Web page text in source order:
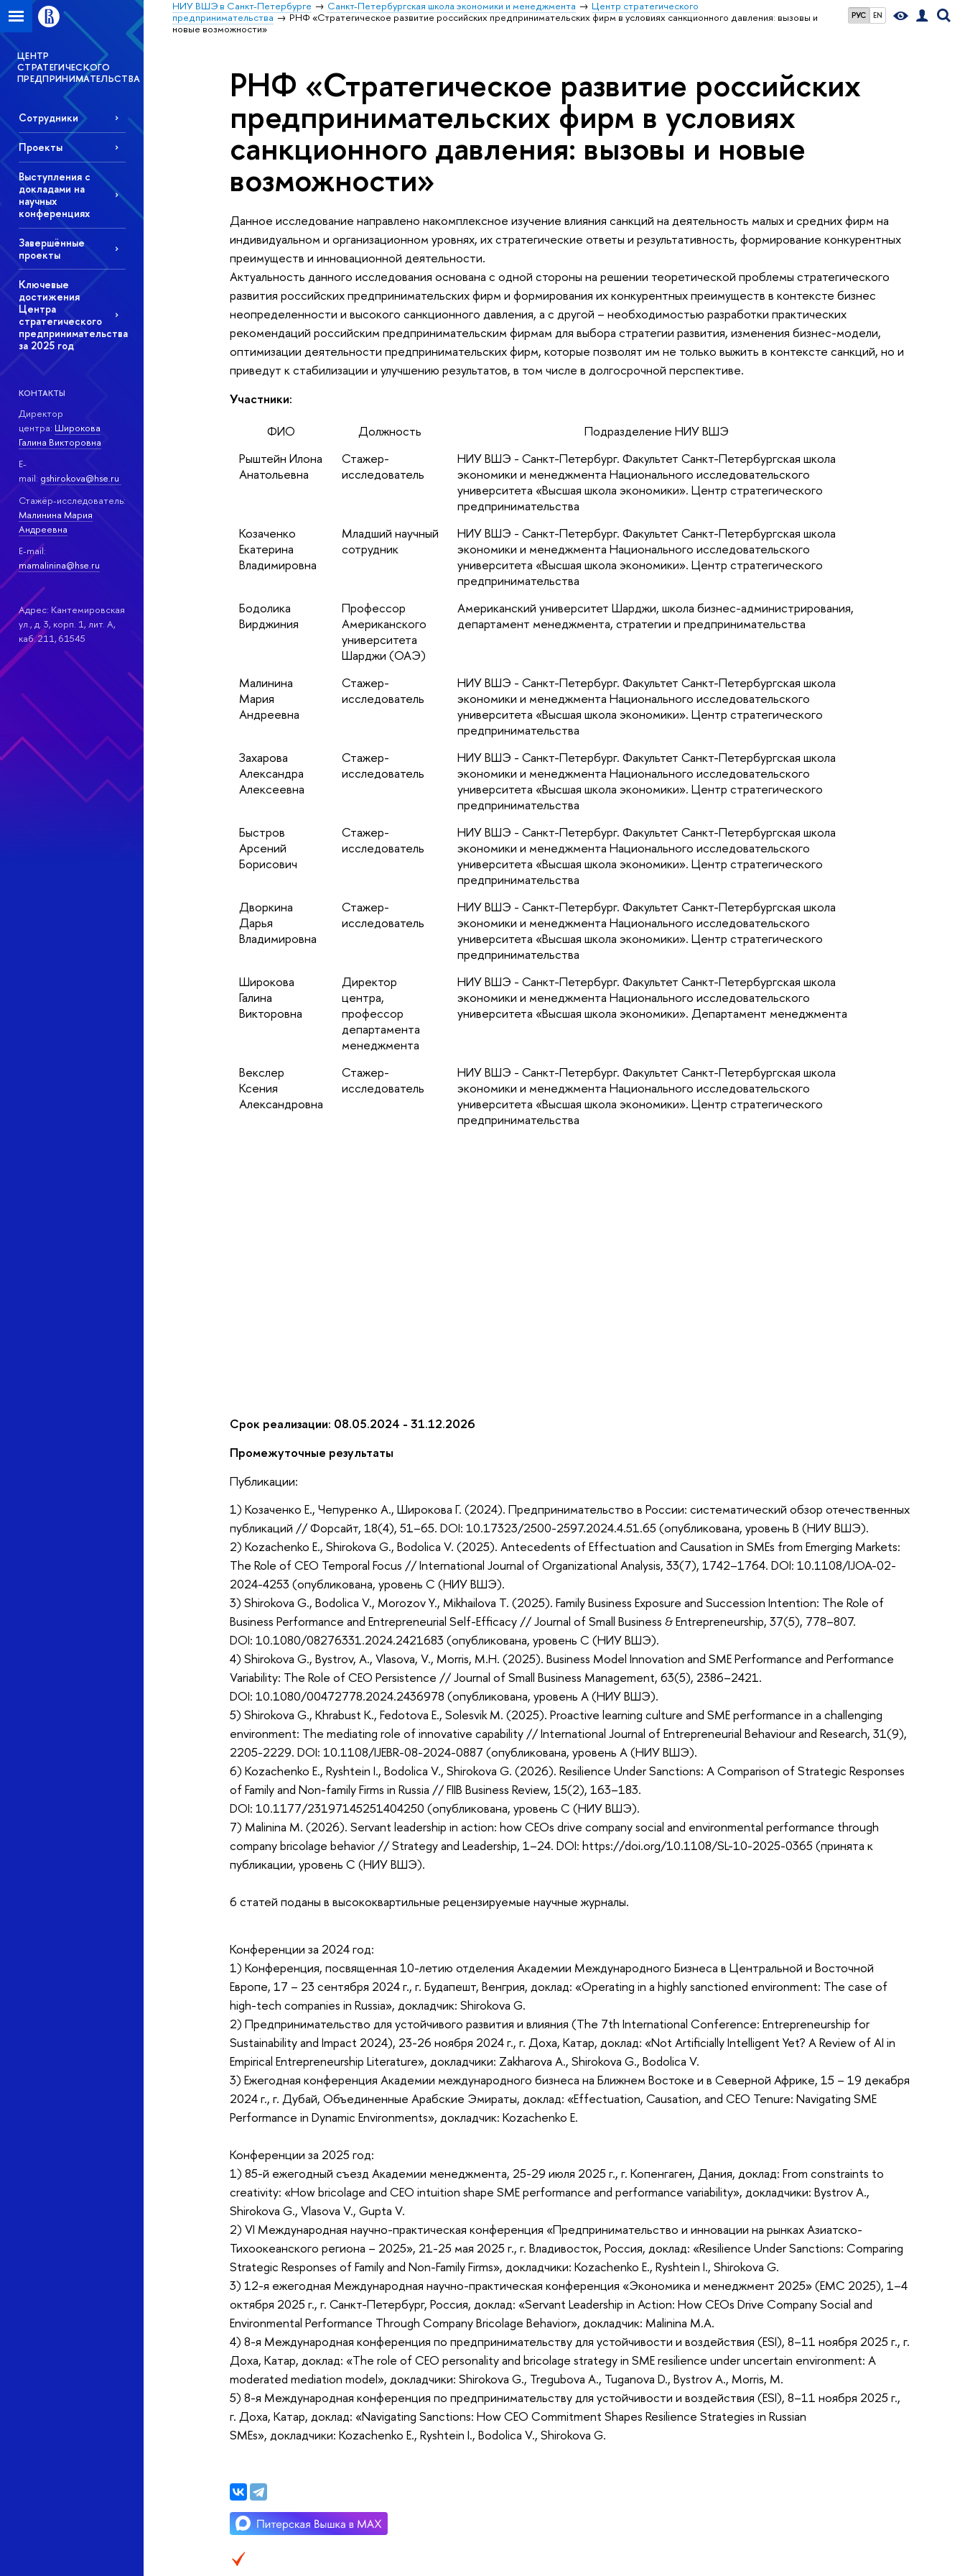
РУС EN
НИУ ВШЭ в Санкт-Петербурге Санкт-Петербургская школа экономики и менеджмента
Центр стратегического
предпринимательства
РНФ «Стратегическое развитие российских предпринимательских фирм в условиях санкционного давления: вызовы и
новые возможности»
ЦЕНТР
СТРАТЕГИЧЕСКОГО
ПРЕДПРИНИМАТЕЛЬСТВА
Сотрудники
Проекты
Выступления с
докладами на
научных
конференциях
Завершённые
проекты
Ключевые
достижения
Центра
стратегического
предпринимательства
за 2025 год
КОНТАКТЫ
Директор
центра: Широкова
Галина Викторовна
E-
mail: gshirokova@hse.ru
Стажёр-исследователь:
Mалинина Мария
Андреевна
E-mail:
mamalinina@hse.ru
Адрес: Кантемировская
ул., д. 3, корп. 1, лит. А,
каб. 211, 61545
РНФ «Стратегическое развитие российских
предпринимательских фирм в условиях
санкционного давления: вызовы и новые
возможности»
Данное исследование направлено накомплексное изучение влияния санкций на деятельность малых и средних фирм на
индивидуальном и организационном уровнях, их стратегические ответы и результативность, формирование конкурентных
преимуществ и инновационной деятельности.
Актуальность данного исследования основана с одной стороны на решении теоретической проблемы стратегического
развития российских предпринимательских фирм и формирования их конкурентных преимуществ в контексте бизнес
неопределенности и высокого санкционного давления, а с другой – необходимостью разработки практических
рекомендаций российским предпринимательским фирмам для выбора стратегии развития, изменения бизнес-модели,
оптимизации деятельности предпринимательских фирм, которые позволят им не только выжить в контексте санкций, но и
приведут к стабилизации и улучшению результатов, в том числе в долгосрочной перспективе.
Участники:
ФИО
Должность
Подразделение НИУ ВШЭ
Рыштейн Илона
Анатольевна
Стажер-
исследователь
НИУ ВШЭ - Санкт-Петербург. Факультет Санкт-Петербургская школа
экономики и менеджмента Национального исследовательского
университета «Высшая школа экономики». Центр стратегического
предпринимательства
Козаченко
Екатерина
Владимировна
Младший научный
сотрудник
НИУ ВШЭ - Санкт-Петербург. Факультет Санкт-Петербургская школа
экономики и менеджмента Национального исследовательского
университета «Высшая школа экономики». Центр стратегического
предпринимательства
Бодолика
Вирджиния
Профессор
Американского
университета
Шарджи (ОАЭ)
Американский университет Шарджи, школа бизнес-администрирования,
департамент менеджмента, стратегии и предпринимательства
Малинина
Мария
Андреевна
Стажер-
исследователь
НИУ ВШЭ - Санкт-Петербург. Факультет Санкт-Петербургская школа
экономики и менеджмента Национального исследовательского
университета «Высшая школа экономики». Центр стратегического
предпринимательства
Захарова
Александра
Алексеевна
Стажер-
исследователь
НИУ ВШЭ - Санкт-Петербург. Факультет Санкт-Петербургская школа
экономики и менеджмента Национального исследовательского
университета «Высшая школа экономики». Центр стратегического
предпринимательства
Быстров
Арсений
Борисович
Стажер-
исследователь
НИУ ВШЭ - Санкт-Петербург. Факультет Санкт-Петербургская школа
экономики и менеджмента Национального исследовательского
университета «Высшая школа экономики». Центр стратегического
предпринимательства
Дворкина
Дарья
Владимировна
Стажер-
исследователь
НИУ ВШЭ - Санкт-Петербург. Факультет Санкт-Петербургская школа
экономики и менеджмента Национального исследовательского
университета «Высшая школа экономики». Центр стратегического
предпринимательства
Широкова
Галина
Викторовна
Директор
центра,
профессор
департамента
менеджмента
НИУ ВШЭ - Санкт-Петербург. Факультет Санкт-Петербургская школа
экономики и менеджмента Национального исследовательского
университета «Высшая школа экономики». Департамент менеджмента
Векслер
Ксения
Александровна
Стажер-
исследователь
НИУ ВШЭ - Санкт-Петербург. Факультет Санкт-Петербургская школа
экономики и менеджмента Национального исследовательского
университета «Высшая школа экономики». Центр стратегического
предпринимательства
Срок реализации: 08.05.2024 - 31.12.2026
Промежуточные результаты
Публикации:
1) Козаченко Е., Чепуренко А., Широкова Г. (2024). Предпринимательство в России: систематический обзор отечественных
публикаций // Форсайт, 18(4), 51–65. DOI: 10.17323/2500-2597.2024.4.51.65 (опубликована, уровень B (НИУ ВШЭ).
2) Kozachenko E., Shirokova G., Bodolica V. (2025). Antecedents of Effectuation and Causation in SMEs from Emerging Markets:
The Role of CEO Temporal Focus // International Journal of Organizational Analysis, 33(7), 1742–1764. DOI: 10.1108/IJOA-02-
2024-4253 (опубликована, уровень C (НИУ ВШЭ).
3) Shirokova G., Bodolica V., Morozov Y., Mikhailova T. (2025). Family Business Exposure and Succession Intention: The Role of
Business Performance and Entrepreneurial Self-Efficacy // Journal of Small Business & Entrepreneurship, 37(5), 778–807.
DOI: 10.1080/08276331.2024.2421683 (опубликована, уровень C (НИУ ВШЭ).
4) Shirokova G., Bystrov, A., Vlasova, V., Morris, M.H. (2025). Business Model Innovation and SME Performance and Performance
Variability: The Role of CEO Persistence // Journal of Small Business Management, 63(5), 2386–2421.
DOI: 10.1080/00472778.2024.2436978 (опубликована, уровень A (НИУ ВШЭ).
5) Shirokova G., Khrabust K., Fedotova E., Solesvik M. (2025). Proactive learning culture and SME performance in a challenging
environment: The mediating role of innovative capability // International Journal of Entrepreneurial Behaviour and Research, 31(9),
2205-2229. DOI: 10.1108/IJEBR-08-2024-0887 (опубликована, уровень A (НИУ ВШЭ).
6) Kozachenko E., Ryshtein I., Bodolica V., Shirokova G. (2026). Resilience Under Sanctions: A Comparison of Strategic Responses
of Family and Non-family Firms in Russia // FIIB Business Review, 15(2), 163–183.
DOI: 10.1177/23197145251404250 (опубликована, уровень C (НИУ ВШЭ).
7) Malinina M. (2026). Servant leadership in action: how CEOs drive company social and environmental performance through
company bricolage behavior // Strategy and Leadership, 1–24. DOI: https://doi.org/10.1108/SL-10-2025-0365 (принята к
публикации, уровень C (НИУ ВШЭ).
6 статей поданы в высококвартильные рецензируемые научные журналы.
Конференции за 2024 год:
1) Конференция, посвященная 10-летию отделения Академии Международного Бизнеса в Центральной и Восточной
Европе, 17 – 23 сентября 2024 г., г. Будапешт, Венгрия, доклад: «Operating in a highly sanctioned environment: The case of
high-tech companies in Russia», докладчик: Shirokova G.
2) Предпринимательство для устойчивого развития и влияния (The 7th International Conference: Entrepreneurship for
Sustainability and Impact 2024), 23-26 ноября 2024 г., г. Доха, Катар, доклад: «Not Artificially Intelligent Yet? A Review of AI in
Empirical Entrepreneurship Literature», докладчики: Zakharova A., Shirokova G., Bodolica V.
3) Ежегодная конференция Академии международного бизнеса на Ближнем Востоке и в Северной Африке, 15 – 19 декабря
2024 г., г. Дубай, Объединенные Арабские Эмираты, доклад: «Effectuation, Causation, and CEO Tenure: Navigating SME
Performance in Dynamic Environments», докладчик: Kozachenko E.
Конференции за 2025 год:
1) 85-й ежегодный съезд Академии менеджмента, 25-29 июля 2025 г., г. Копенгаген, Дания, доклад: From constraints to
creativity: «How bricolage and CEO intuition shape SME performance and performance variability», докладчики: Bystrov A.,
Shirokova G., Vlasova V., Gupta V.
2) VI Международная научно-практическая конференция «Предпринимательство и инновации на рынках Азиатско-
Тихоокеанского региона – 2025», 21-25 мая 2025 г., г. Владивосток, Россия, доклад: «Resilience Under Sanctions: Comparing
Strategic Responses of Family and Non-Family Firms», докладчики: Kozachenko E., Ryshtein I., Shirokova G.
3) 12-я ежегодная Международная научно-практическая конференция «Экономика и менеджмент 2025» (EMC 2025), 1–4
октября 2025 г., г. Санкт-Петербург, Россия, доклад: «Servant Leadership in Action: How CEOs Drive Company Social and
Environmental Performance Through Company Bricolage Behavior», докладчик: Malinina M.A.
4) 8-я Международная конференция по предпринимательству для устойчивости и воздействия (ESI), 8–11 ноября 2025 г., г.
Доха, Катар, доклад: «The role of CEO personality and bricolage strategy in SME resilience under uncertain environment: A
moderated mediation model», докладчики: Shirokova G., Tregubova A., Tuganova D., Bystrov A., Morris, M.
5) 8-я Международная конференция по предпринимательству для устойчивости и воздействия (ESI), 8–11 ноября 2025 г.,
г. Доха, Катар, доклад: «Navigating Sanctions: How CEO Commitment Shapes Resilience Strategies in Russian
SMEs», докладчики: Kozachenko E., Ryshtein I., Bodolica V., Shirokova G.